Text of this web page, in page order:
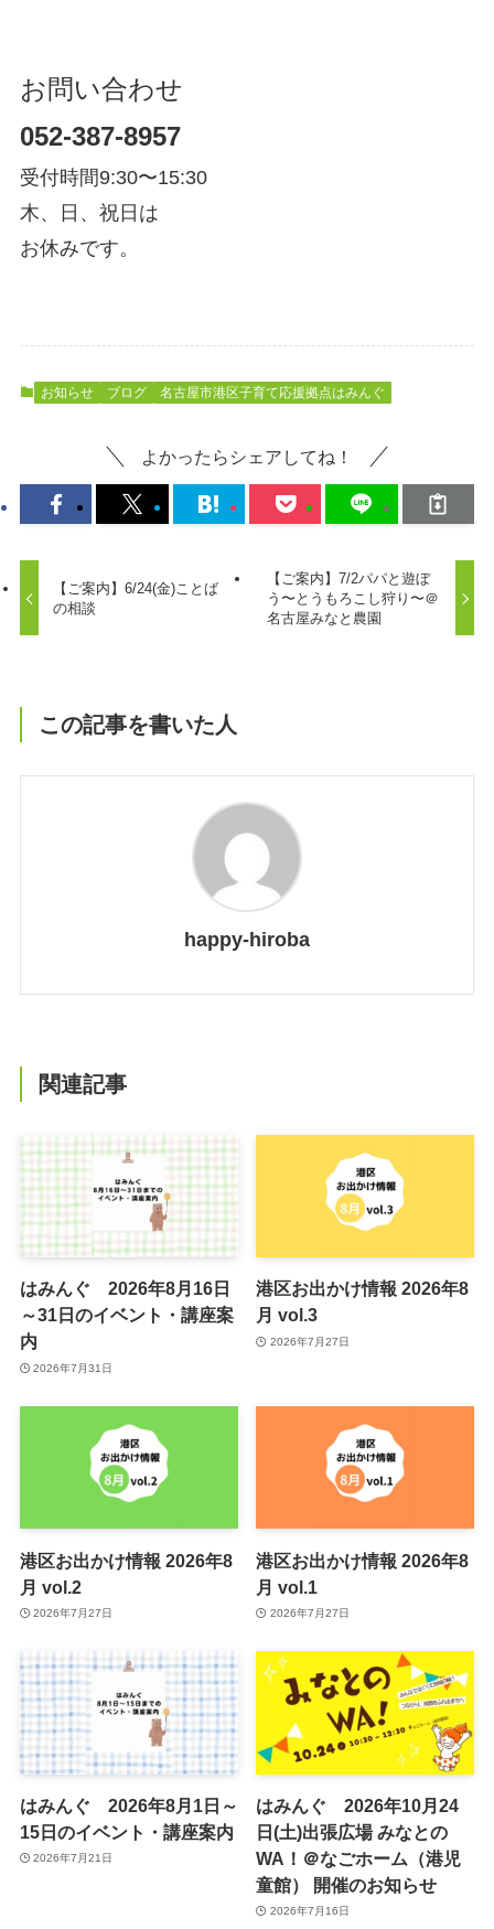
お問い合わせ
052-387-8957
受付時間9:30〜15:30
木、日、祝日は
お休みです。
お知らせ ブログ 名古屋市港区子育て応援拠点はみんぐ
よかったらシェアしてね！
【ご案内】6/24(金)ことば
の相談
【ご案内】7/2パパと遊ぼ
う〜とうもろこし狩り〜＠
名古屋みなと農園
この記事を書いた人
happy-hiroba
関連記事
はみんぐ 2026年8月16日
～31日のイベント・講座案
内
2026年7月31日
港区お出かけ情報 2026年8
月 vol.3
2026年7月27日
港区お出かけ情報 2026年8
月 vol.2
2026年7月27日
港区お出かけ情報 2026年8
月 vol.1
2026年7月27日
はみんぐ 2026年8月1日～
15日のイベント・講座案内
2026年7月21日
はみんぐ 2026年10月24
日(土)出張広場 みなとの
WA！＠なごホーム（港児
童館） 開催のお知らせ
2026年7月16日